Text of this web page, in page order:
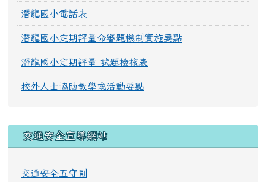
潛龍國小電話表
潛龍國小定期評量命審題機制實施要點
潛龍國小定期評量 試題檢核表
校外人士協助教學或活動要點
交通安全宣導網站
交通安全五守則